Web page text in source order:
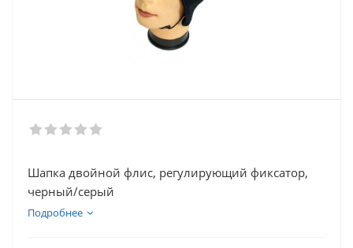
Шапка двойной флис, регулирующий фиксатор,
черный/серый
Подробнее